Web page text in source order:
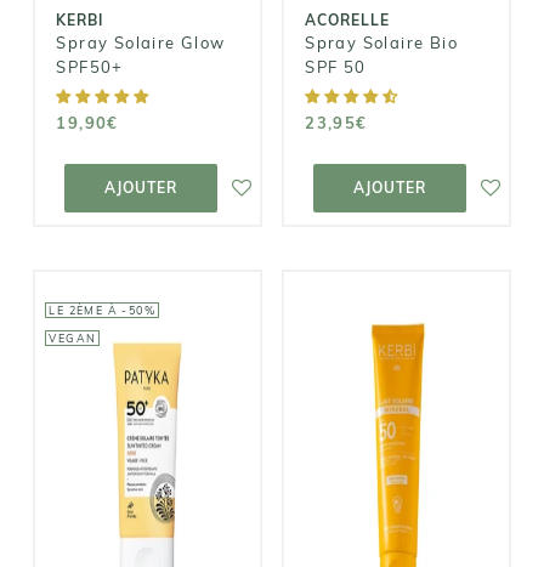
KERBI
Spray Solaire Glow
SPF50+
19,90€
AJOUTER
AJOUTER AU
PANIER
ACORELLE
Spray Solaire Bio
SPF 50
23,95€
AJOUTER
AJOUTER AU
PANIER
LE 2ÈME À -50%
VEGAN
PATYKA
Crème Solaire
KERBI
Lait Solaire
SPF50 - Sans
parfum dès 6